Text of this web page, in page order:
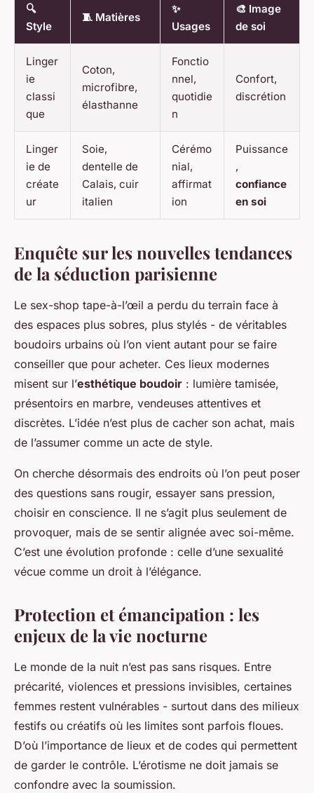
🔍
Style
🧵 Matières
✨
Usages
🎨 Image
de soi
Linger
ie
classi
que
Coton,
microfibre,
élasthanne
Fonctio
nnel,
quotidie
n
Confort,
discrétion
Linger
ie de
créate
ur
Soie,
dentelle de
Calais, cuir
italien
Cérémo
nial,
affirmat
ion
Puissance
,
confiance
en soi
Enquête sur les nouvelles tendances
de la séduction parisienne
Le sex-shop tape-à-l’œil a perdu du terrain face à
des espaces plus sobres, plus stylés - de véritables
boudoirs urbains où l’on vient autant pour se faire
conseiller que pour acheter. Ces lieux modernes
misent sur l’esthétique boudoir : lumière tamisée,
présentoirs en marbre, vendeuses attentives et
discrètes. L’idée n’est plus de cacher son achat, mais
de l’assumer comme un acte de style.
On cherche désormais des endroits où l’on peut poser
des questions sans rougir, essayer sans pression,
choisir en conscience. Il ne s’agit plus seulement de
provoquer, mais de se sentir alignée avec soi-même.
C’est une évolution profonde : celle d’une sexualité
vécue comme un droit à l’élégance.
Protection et émancipation : les
enjeux de la vie nocturne
Le monde de la nuit n’est pas sans risques. Entre
précarité, violences et pressions invisibles, certaines
femmes restent vulnérables - surtout dans des milieux
festifs ou créatifs où les limites sont parfois floues.
D’où l’importance de lieux et de codes qui permettent
de garder le contrôle. L’érotisme ne doit jamais se
confondre avec la soumission.